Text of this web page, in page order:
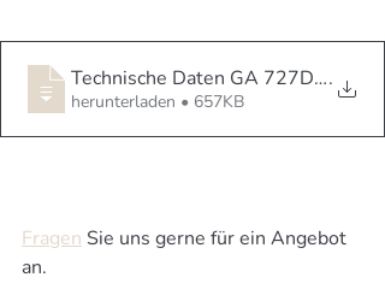
Technische Daten GA 727D80.
herunterladen • 657KB
Fragen Sie uns gerne für ein Angebot
an.